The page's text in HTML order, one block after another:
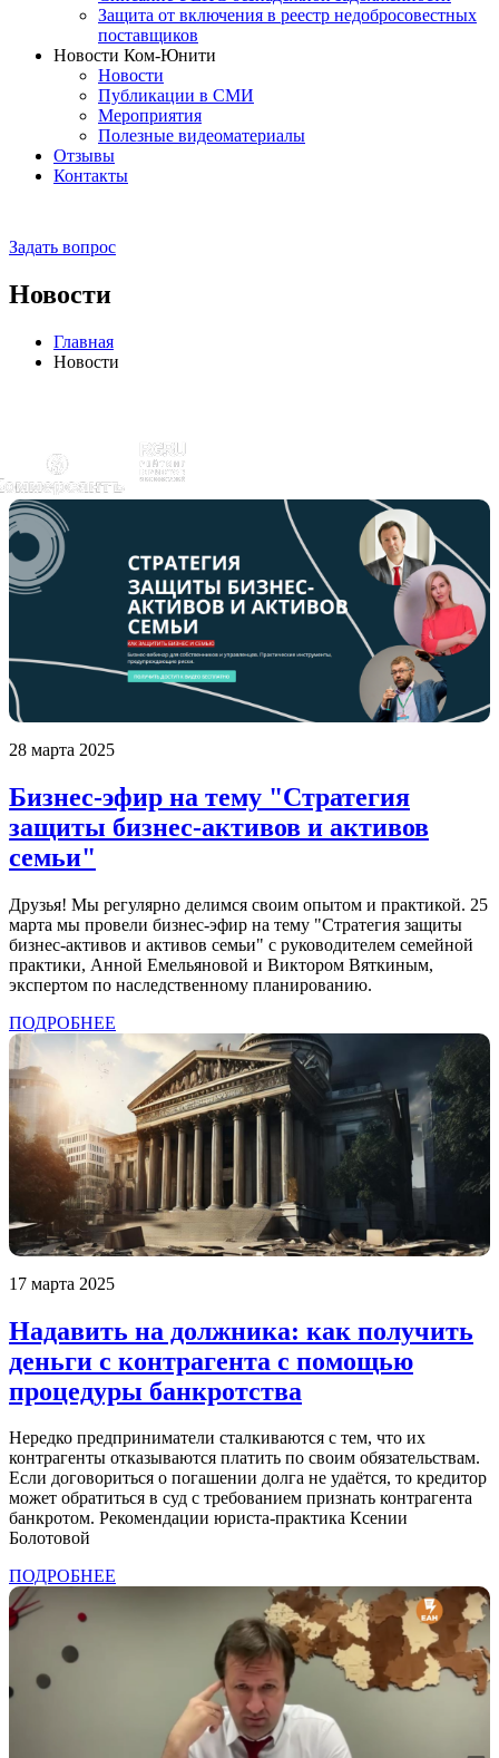
Защита от включения в реестр недобросовестных
поставщиков
Новости Ком-Юнити
Новости
Публикации в СМИ
Мероприятия
Полезные видеоматериалы
Отзывы
Контакты
Задать вопрос
Новости
Главная
Новости
28 марта 2025
Бизнес-эфир на тему "Стратегия
защиты бизнес-активов и активов
семьи"
Друзья! Мы регулярно делимся своим опытом и практикой. 25
марта мы провели бизнес-эфир на тему "Стратегия защиты
бизнес-активов и активов семьи" с руководителем семейной
практики, Анной Емельяновой и Виктором Вяткиным,
экспертом по наследственному планированию.
ПОДРОБНЕЕ
17 марта 2025
Надавить на должника: как получить
деньги с контрагента с помощью
процедуры банкротства
Нередко предприниматели сталкиваются с тем, что их
контрагенты отказываются платить по своим обязательствам.
Если договориться о погашении долга не удаётся, то кредитор
может обратиться в суд с требованием признать контрагента
банкротом. Рекомендации юриста-практика Ксении
Болотовой
ПОДРОБНЕЕ